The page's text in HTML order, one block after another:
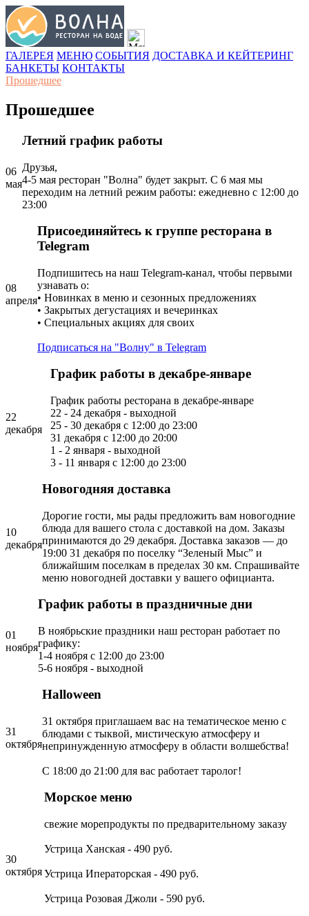
ГАЛЕРЕЯ МЕНЮ СОБЫТИЯ ДОСТАВКА И КЕЙТЕРИНГ
БАНКЕТЫ КОНТАКТЫ
Прошедшее
Прошедшее
06
мая
Летний график работы
Друзья,
4-5 мая ресторан "Волна" будет закрыт. С 6 мая мы
переходим на летний режим работы: ежедневно с 12:00 до
23:00
08
апреля
Присоединяйтесь к группе ресторана в
Telegram
Подпишитесь на наш Telegram-канал, чтобы первыми
узнавать о:
•⁠ ⁠Новинках в меню и сезонных предложениях
•⁠ ⁠Закрытых дегустациях и вечеринках
•⁠ ⁠Специальных акциях для своих
Подписаться на "Волну" в Telegram
22
декабря
График работы в декабре-январе
График работы ресторана в декабре-январе
22 - 24 декабря - выходной
25 - 30 декабря с 12:00 до 23:00
31 декабря с 12:00 до 20:00
1 - 2 января - выходной
3 - 11 января с 12:00 до 23:00
10
декабря
Новогодняя доставка
Дорогие гости, мы рады предложить вам новогодние
блюда для вашего стола с доставкой на дом. Заказы
принимаются до 29 декабря. Доставка заказов — до
19:00 31 декабря по поселку “Зеленый Мыс” и
ближайшим поселкам в пределах 30 км. Спрашивайте
меню новогодней доставки у вашего официанта.
01
ноября
График работы в праздничные дни
В ноябрьские праздники наш ресторан работает по
графику:
1-4 ноября с 12:00 до 23:00
5-6 ноября - выходной
31
октября
Halloween
31 октября приглашаем вас на тематическое меню с
блюдами с тыквой, мистическую атмосферу и
непринужденную атмосферу в области волшебства!
С 18:00 до 21:00 для вас работает таролог!
30
октября
Морское меню
свежие морепродукты по предварительному заказу
Устрица Ханская - 490 руб.
Устрица Иператорская - 490 руб.
Устрица Розовая Джоли - 590 руб.